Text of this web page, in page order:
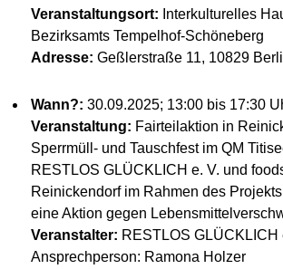
Veranstaltungsort: Interkulturelles
Bezirksamts Tempelhof-Schöneberg
Adresse: Geßlerstraße 11, 10829
Wann?: 30.09.2025; 13:00 bis 17:30
Veranstaltung: Fairteilaktion in
Sperrmüll- und Tauschfest im QM
RESTLOS GLÜCKLICH e. V. und
Reinickendorf im Rahmen des
eine Aktion gegen
Veranstalter: RESTLOS GLÜCKLICH
Ansprechperson: Ramona Holzer